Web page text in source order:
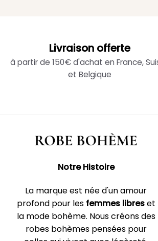
Livraison offerte
à partir de 150€ d'achat en France,
et Belgique
Notre Histoire
La marque est née d'un amour
profond pour les femmes libreset
la mode bohème. Nous créons des
robes bohèmes pensées pour